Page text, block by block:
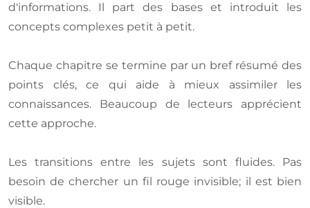
d'informations. Il part des bases et introduit les
concepts complexes petit à petit.
Chaque chapitre se termine par un bref résumé des
points clés, ce qui aide à mieux assimiler les
connaissances. Beaucoup de lecteurs apprécient
cette approche.
Les transitions entre les sujets sont fluides. Pas
besoin de chercher un fil rouge invisible; il est bien
visible.